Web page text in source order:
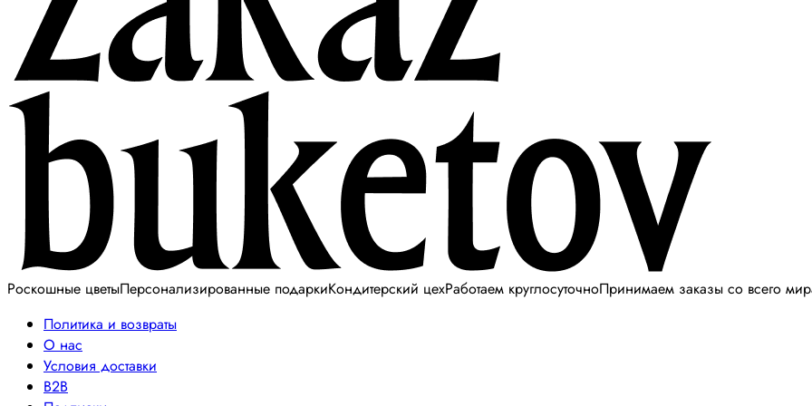
Роскошные цветыПерсонализированные подаркиКондитерский цехРаботаем круглосуточноПринимаем заказы со всего
Политика и возвраты
О нас
Условия доставки
B2B